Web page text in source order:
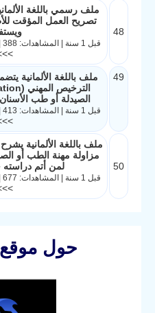
48
ملف رسمي باللغة
تصريح العمل المؤقت
قبل 1 سنة | المشاهدات: 388 | الحجم: 219.3KB
49
ملف باللغة الألمانية
الصيدلة أو طب
قبل 1 سنة | المشاهدات: 413 | الحجم: 208.2KB
50
ملف باللغة الألمانية
مزاولة مهنة الطب أو
لمن أتم دراسته
قبل 1 سنة | المشاهدات: 677 | الحجم: 348.6KB
حول